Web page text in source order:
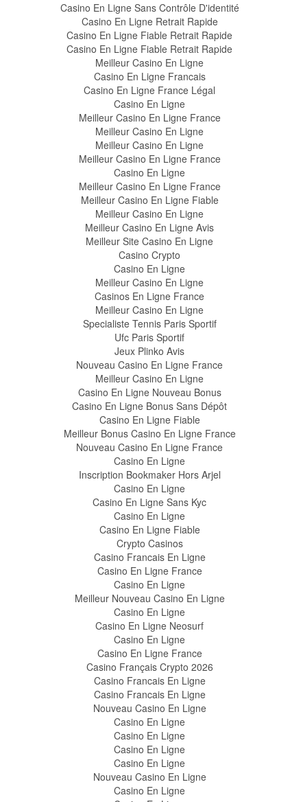
Casino En Ligne Sans Contrôle D'identité
Casino En Ligne Retrait Rapide
Casino En Ligne Fiable Retrait Rapide
Casino En Ligne Fiable Retrait Rapide
Meilleur Casino En Ligne
Casino En Ligne Francais
Casino En Ligne France Légal
Casino En Ligne
Meilleur Casino En Ligne France
Meilleur Casino En Ligne
Meilleur Casino En Ligne
Meilleur Casino En Ligne France
Casino En Ligne
Meilleur Casino En Ligne France
Meilleur Casino En Ligne Fiable
Meilleur Casino En Ligne
Meilleur Casino En Ligne Avis
Meilleur Site Casino En Ligne
Casino Crypto
Casino En Ligne
Meilleur Casino En Ligne
Casinos En Ligne France
Meilleur Casino En Ligne
Specialiste Tennis Paris Sportif
Ufc Paris Sportif
Jeux Plinko Avis
Nouveau Casino En Ligne France
Meilleur Casino En Ligne
Casino En Ligne Nouveau Bonus
Casino En Ligne Bonus Sans Dépôt
Casino En Ligne Fiable
Meilleur Bonus Casino En Ligne France
Nouveau Casino En Ligne France
Casino En Ligne
Inscription Bookmaker Hors Arjel
Casino En Ligne
Casino En Ligne Sans Kyc
Casino En Ligne
Casino En Ligne Fiable
Crypto Casinos
Casino Francais En Ligne
Casino En Ligne France
Casino En Ligne
Meilleur Nouveau Casino En Ligne
Casino En Ligne
Casino En Ligne Neosurf
Casino En Ligne
Casino En Ligne France
Casino Français Crypto 2026
Casino Francais En Ligne
Casino Francais En Ligne
Nouveau Casino En Ligne
Casino En Ligne
Casino En Ligne
Casino En Ligne
Casino En Ligne
Nouveau Casino En Ligne
Casino En Ligne